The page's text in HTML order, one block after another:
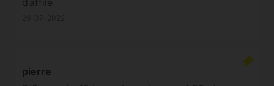
d’affilé
pierre